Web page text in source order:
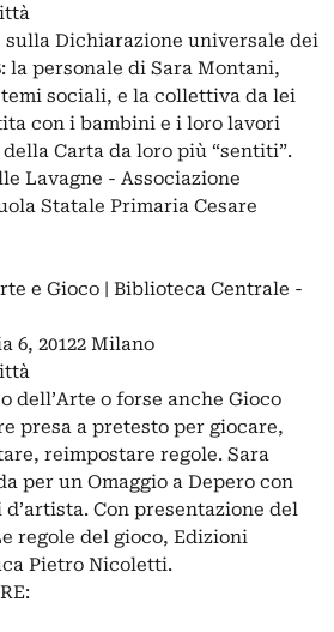
sulla Dichiarazione universale dei
la personale di Sara Montani,
sociali, e la collettiva da lei
con i bambini e i loro lavori
Carta da loro più “sentiti”.
Lavagne - Associazione
Statale Primaria Cesare
e Gioco | Biblioteca Centrale -
6, 20122 Milano
dell’Arte o forse anche Gioco
presa a pretesto per giocare,
reimpostare regole. Sara
per un Omaggio a Depero con
Con presentazione del
regole del gioco, Edizioni
Pietro Nicoletti.